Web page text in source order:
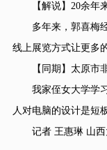
【解说】20余年来
多年来，郭喜梅经
线上展览方式让更多
【同期】太原市非
我家侄女大学学习
人对电脑的设计是短
记者 王惠琳 山西